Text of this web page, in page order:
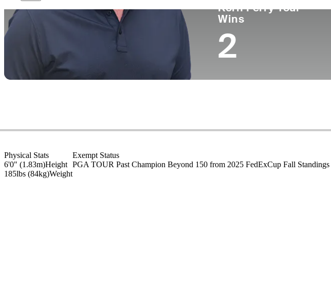
Korn Ferry Tour
Wins
2
Physical Stats
6'0" (1.83m)Height
185lbs (84kg)Weight
Exempt Status
PGA TOUR Past Champion Beyond 150 from 2025 FedExCup Fall Standings